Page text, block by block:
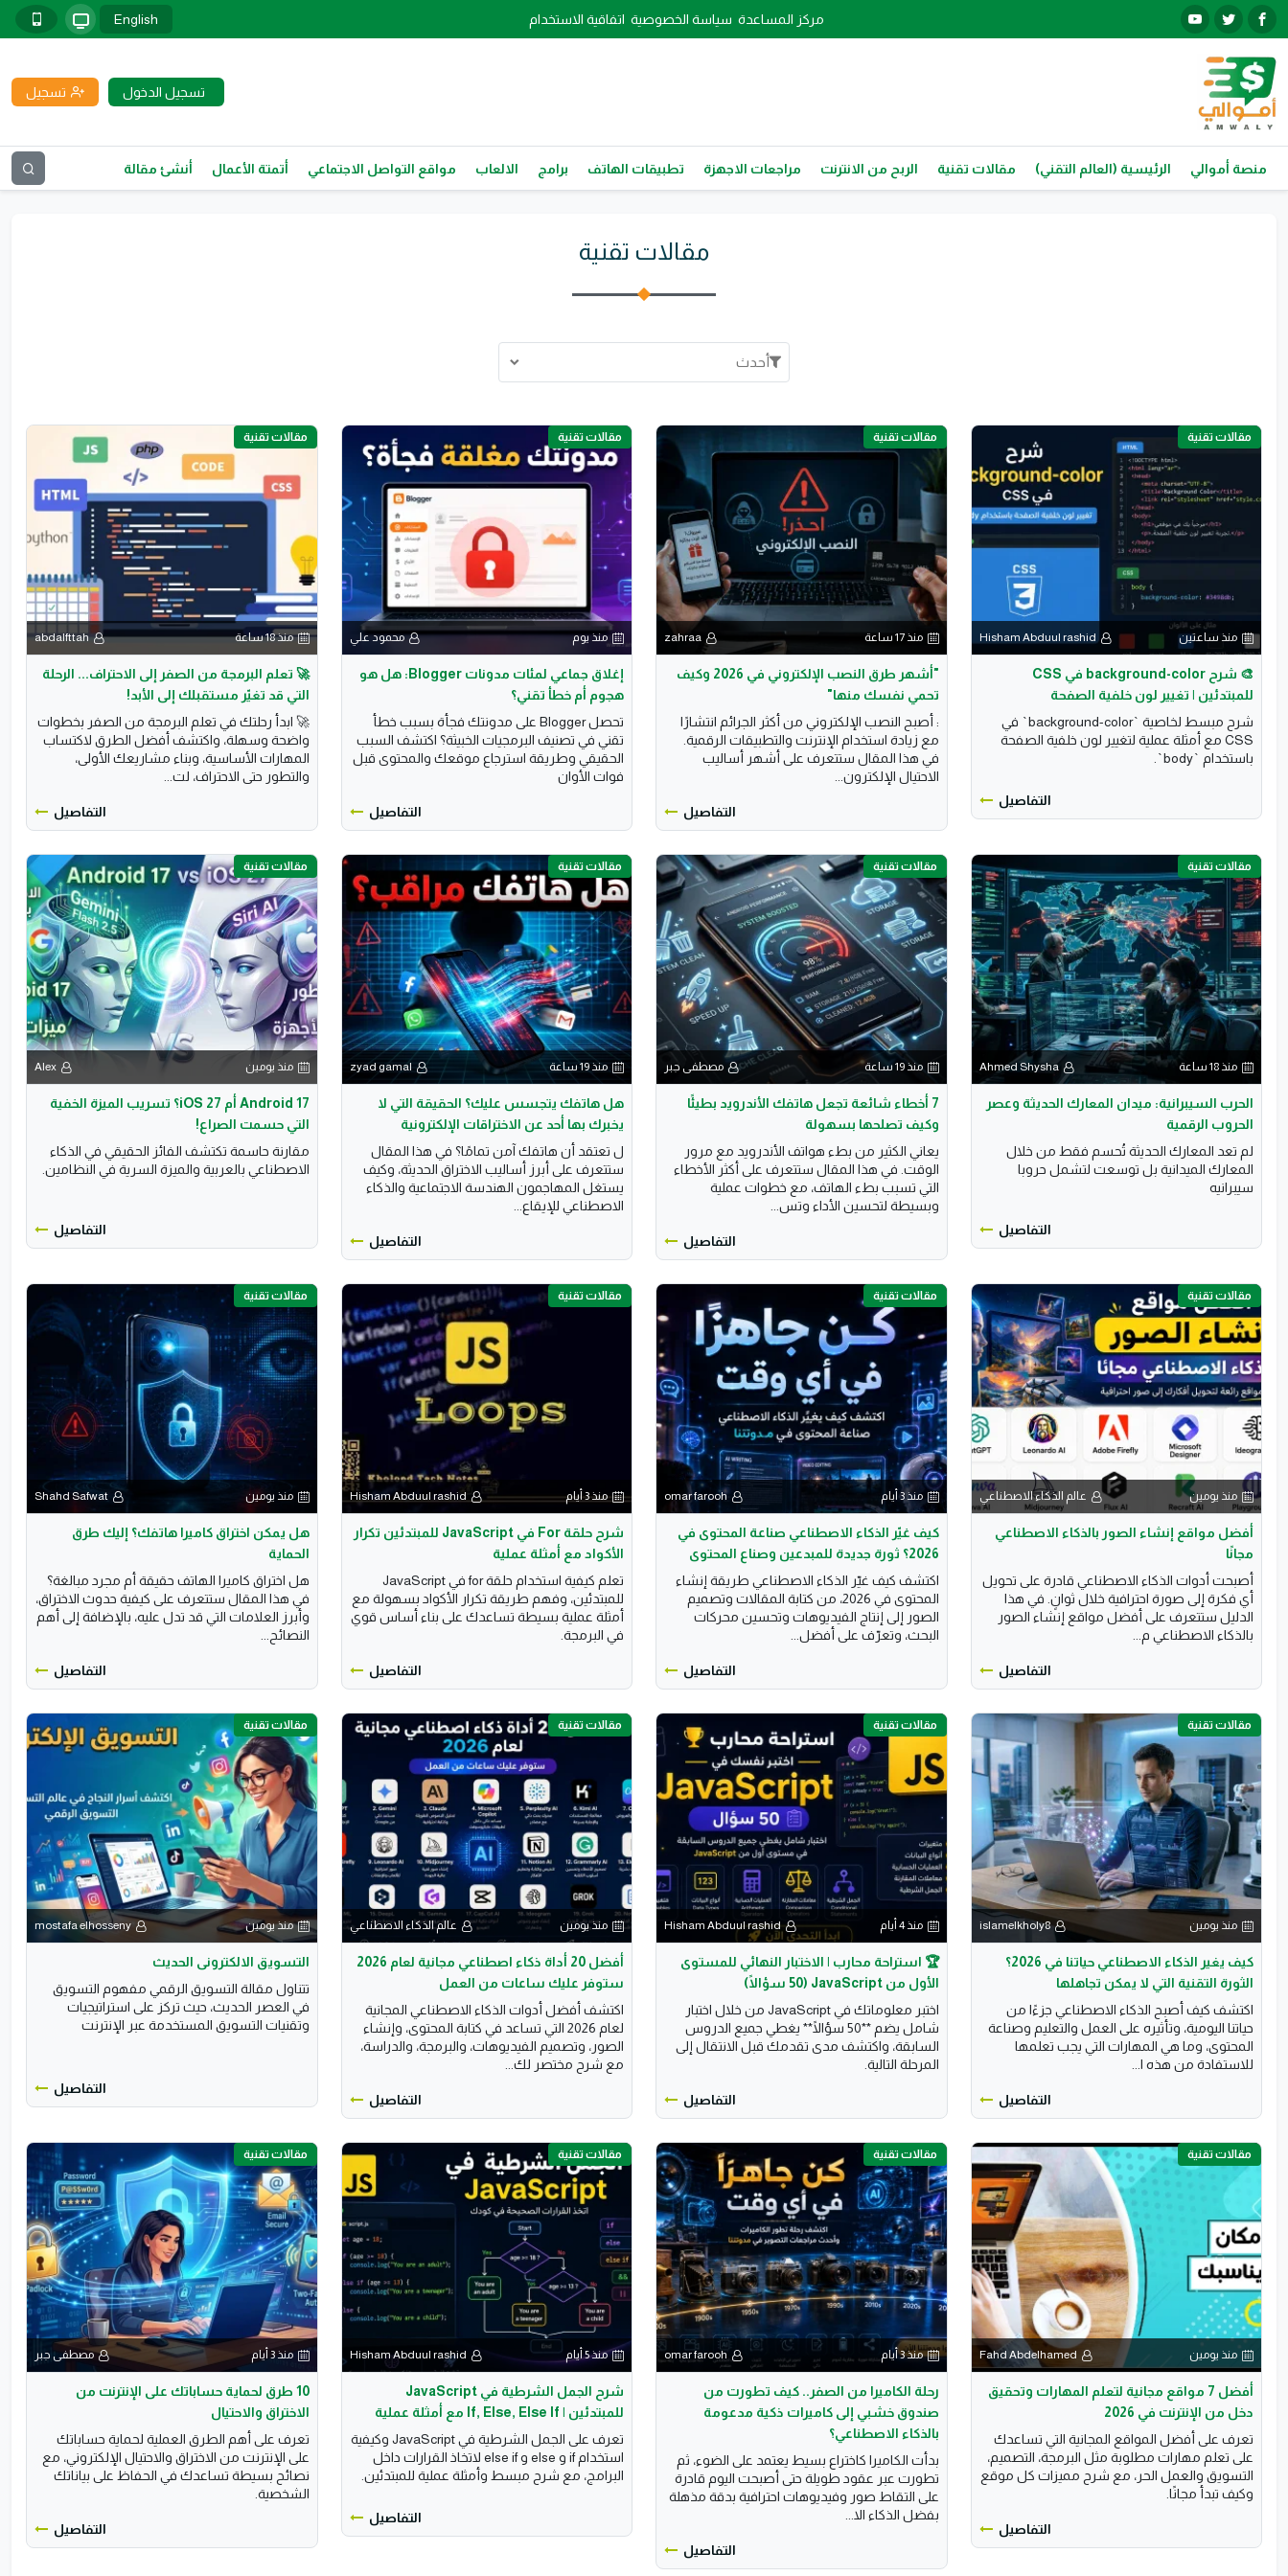
مركز المساعدة سياسة الخصوصية اتفاقية الاستخدام English
تسجيل الدخول تسجيل
منصة أموالي الرئيسية (العالم التقني) مقالات تقنية الربح من الانترنت مراجعات الاجهزة تطبيقات الهاتف برامج الالعاب مواقع التواصل الاجتماعي أتمتة الأعمال أنشئ مقالة
مقالات تقنية
أحدث
مقالات تقنية
منذ ساعتين Hisham Abduul rashid
🎨 شرح background-color في CSS
للمبتدئين | تغيير لون خلفية الصفحة
شرح مبسط لخاصية `background-color` في
CSS مع أمثلة عملية لتغيير لون خلفية الصفحة
باستخدام `body`.
التفاصيل
مقالات تقنية
منذ 17 ساعة zahraa
"أشهر طرق النصب الإلكتروني في 2026 وكيف
تحمي نفسك منها"
: أصبح النصب الإلكتروني من أكثر الجرائم انتشارًا
مع زيادة استخدام الإنترنت والتطبيقات الرقمية.
في هذا المقال ستتعرف على أشهر أساليب
الاحتيال الإلكترون...
التفاصيل
مقالات تقنية
منذ يوم محمود علي
إغلاق جماعي لمئات مدونات Blogger: هل هو
هجوم أم خطأ تقني؟
تحصل Blogger على مدونتك فجأة بسبب خطأ
تقني في تصنيف البرمجيات الخبيثة؟ اكتشف السبب
الحقيقي وطريقة استرجاع موقعك والمحتوى قبل
فوات الأوان
التفاصيل
مقالات تقنية
منذ 18 ساعة abdalfttah
🚀 تعلم البرمجة من الصفر إلى الاحتراف... الرحلة
التي قد تغيّر مستقبلك إلى الأبد!
🚀 ابدأ رحلتك في تعلم البرمجة من الصفر بخطوات
واضحة وسهلة، واكتشف أفضل الطرق لاكتساب
المهارات الأساسية، وبناء مشاريعك الأولى،
والتطور حتى الاحتراف، لت...
التفاصيل
مقالات تقنية
منذ 18 ساعة Ahmed Shysha
الحرب السيبرانية: ميدان المعارك الحديثة وعصر
الحروب الرقمية
لم تعد المعارك الحديثة تُحسم فقط من خلال
المعارك الميدانية بل توسعت لتشمل حروبا
سيبرانيه
التفاصيل
مقالات تقنية
منذ 19 ساعة مصطفى جبر
7 أخطاء شائعة تجعل هاتفك الأندرويد بطيئًا
وكيف تصلحها بسهولة
يعاني الكثير من بطء هواتف الأندرويد مع مرور
الوقت. في هذا المقال ستتعرف على أكثر الأخطاء
التي تسبب بطء الهاتف، مع خطوات عملية
وبسيطة لتحسين الأداء وتس...
التفاصيل
مقالات تقنية
منذ 19 ساعة zyad gamal
هل هاتفك يتجسس عليك؟ الحقيقة التي لا
يخبرك بها أحد عن الاختراقات الإلكترونية
ل تعتقد أن هاتفك آمن تمامًا؟ في هذا المقال
ستتعرف على أبرز أساليب الاختراق الحديثة، وكيف
يستغل المهاجمون الهندسة الاجتماعية والذكاء
الاصطناعي للإيقاع...
التفاصيل
مقالات تقنية
منذ يومين Alex
Android 17 أم iOS 27؟ تسريب الميزة الخفية
التي حسمت الصراع!
مقارنة حاسمة تكتشف الفائز الحقيقي في الذكاء
الاصطناعي بالعربية والميزة السرية في النظامين.
التفاصيل
مقالات تقنية
منذ يومين عالم الذكاء الاصطناعي
أفضل مواقع إنشاء الصور بالذكاء الاصطناعي
مجانًا
أصبحت أدوات الذكاء الاصطناعي قادرة على تحويل
أي فكرة إلى صورة احترافية خلال ثوانٍ. في هذا
الدليل ستتعرف على أفضل مواقع إنشاء الصور
بالذكاء الاصطناعي م...
التفاصيل
مقالات تقنية
منذ 3 أيام omar farooh
كيف غيّر الذكاء الاصطناعي صناعة المحتوى في
2026؟ ثورة جديدة للمبدعين وصناع المحتوى
اكتشف كيف غيّر الذكاء الاصطناعي طريقة إنشاء
المحتوى في 2026، من كتابة المقالات وتصميم
الصور إلى إنتاج الفيديوهات وتحسين محركات
البحث، وتعرّف على أفضل...
التفاصيل
مقالات تقنية
منذ 3 أيام Hisham Abduul rashid
شرح حلقة For في JavaScript للمبتدئين تكرار
الأكواد مع أمثلة عملية
تعلم كيفية استخدام حلقة for في JavaScript
للمبتدئين، وفهم طريقة تكرار الأكواد بسهولة مع
أمثلة عملية بسيطة تساعدك على بناء أساس قوي
في البرمجة.
التفاصيل
مقالات تقنية
منذ يومين Shahd Safwat
هل يمكن اختراق كاميرا هاتفك؟ إليك طرق
الحماية
هل اختراق كاميرا الهاتف حقيقة أم مجرد مبالغة؟
في هذا المقال ستتعرف على كيفية حدوث الاختراق،
وأبرز العلامات التي قد تدل عليه، بالإضافة إلى أهم
النصائح...
التفاصيل
مقالات تقنية
منذ يومين islamelkholy8
كيف يغير الذكاء الاصطناعي حياتنا في 2026؟
الثورة التقنية التي لا يمكن تجاهلها
اكتشف كيف أصبح الذكاء الاصطناعي جزءًا من
حياتنا اليومية، وتأثيره على العمل والتعليم وصناعة
المحتوى، وما هي المهارات التي يجب تعلمها
للاستفادة من هذه ا...
التفاصيل
مقالات تقنية
منذ 4 أيام Hisham Abduul rashid
🏆 استراحة محارب | الاختبار النهائي للمستوى
الأول من JavaScript (50 سؤالًا)
اختبر معلوماتك في JavaScript من خلال اختبار
شامل يضم **50 سؤالًا** يغطي جميع الدروس
السابقة، واكتشف مدى تقدمك قبل الانتقال إلى
المرحلة التالية.
التفاصيل
مقالات تقنية
منذ يومين عالم الذكاء الاصطناعي
أفضل 20 أداة ذكاء اصطناعي مجانية لعام 2026
ستوفر عليك ساعات من العمل
اكتشف أفضل أدوات الذكاء الاصطناعي المجانية
لعام 2026 التي تساعد في كتابة المحتوى، وإنشاء
الصور، وتصميم الفيديوهات، والبرمجة، والدراسة،
مع شرح مختصر لك...
التفاصيل
مقالات تقنية
منذ يومين mostafa elhosseny
التسويق الالكترونى الحديث
تتناول مقالة التسويق الرقمي مفهوم التسويق
في العصر الحديث، حيث تركز على استراتيجيات
وتقنيات التسويق المستخدمة عبر الإنترنت
التفاصيل
مقالات تقنية
منذ يومين Fahd Abdelhamed
أفضل 7 مواقع مجانية لتعلم المهارات وتحقيق
دخل من الإنترنت في 2026
تعرف على أفضل المواقع المجانية التي تساعدك
على تعلم مهارات مطلوبة مثل البرمجة، التصميم،
التسويق والعمل الحر، مع شرح مميزات كل موقع
وكيف تبدأ مجانًا.
التفاصيل
مقالات تقنية
منذ 3 أيام omar farooh
رحلة الكاميرا من الصفر.. كيف تطورت من
صندوق خشبي إلى كاميرات ذكية مدعومة
بالذكاء الاصطناعي؟
بدأت الكاميرا كاختراع بسيط يعتمد على الضوء، ثم
تطورت عبر عقود طويلة حتى أصبحت اليوم قادرة
على التقاط صور وفيديوهات احترافية بدقة مذهلة
بفضل الذكاء الا...
التفاصيل
مقالات تقنية
منذ 5 أيام Hisham Abduul rashid
شرح الجمل الشرطية في JavaScript
للمبتدئين | If, Else, Else If مع أمثلة عملية
تعرف على الجمل الشرطية في JavaScript وكيفية
استخدام if و else و else if لاتخاذ القرارات داخل
البرامج، مع شرح مبسط وأمثلة عملية للمبتدئين.
التفاصيل
مقالات تقنية
منذ 3 أيام مصطفى جبر
10 طرق لحماية حساباتك على الإنترنت من
الاختراق والاحتيال
تعرف على أهم الطرق العملية لحماية حساباتك
على الإنترنت من الاختراق والاحتيال الإلكتروني، مع
نصائح بسيطة تساعدك في الحفاظ على بياناتك
الشخصية.
التفاصيل